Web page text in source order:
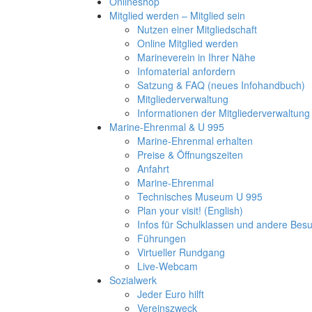
Mitglied werden – Mitglied sein
Nutzen einer Mitgliedschaft
Online Mitglied werden
Marineverein in Ihrer Nähe
Infomaterial anfordern
Satzung & FAQ (neues Infohandbuch)
Mitgliederverwaltung
Informationen der Mitgliederverwaltung
Marine-Ehrenmal & U 995
Marine-Ehrenmal erhalten
Preise & Öffnungszeiten
Anfahrt
Marine-Ehrenmal
Technisches Museum U 995
Plan your visit! (English)
Infos für Schulklassen und andere
Führungen
Virtueller Rundgang
Live-Webcam
Sozialwerk
Jeder Euro hilft
Vereinszweck